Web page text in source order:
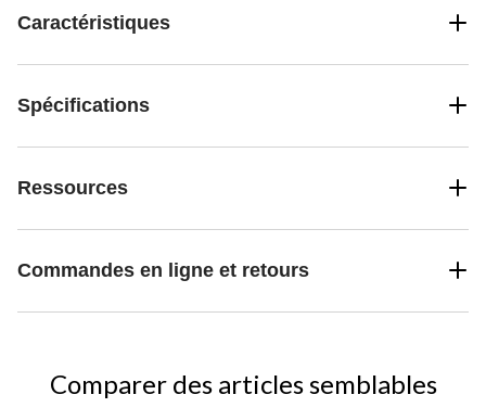
Caractéristiques
Spécifications
Ressources
Commandes en ligne et retours
Comparer des articles semblables